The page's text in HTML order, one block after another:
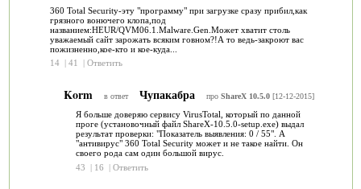
360 Total Security-эту "программу" при загрузке сразу прибил,как
грязного вонючего клопа,под
названием:HEUR/QVM06.1.Malware.Gen.Может хватит столь
уважаемый сайт зарожать всяким говном?!А то ведь-закроют вас
пожизненно,кое-кто и кое-куда...
14
41 Ответить
Korm в ответ Чупакабра про ShareX 10.5.0[12-12-2015]
Я больше доверяю сервису VirusTotal, который по данной
проге (установочный файл ShareX-10.5.0-setup.exe) выдал
результат проверки: "Показатель выявления: 0 / 55". А
"антивирус" 360 Total Security может и не такое найти. Он
своего рода сам один большой вирус.
43
| 16 | Ответить